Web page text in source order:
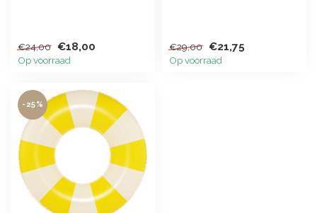
€24,00 €18,00
Op voorraad
€29,00 €21,75
Op voorraad
-25%